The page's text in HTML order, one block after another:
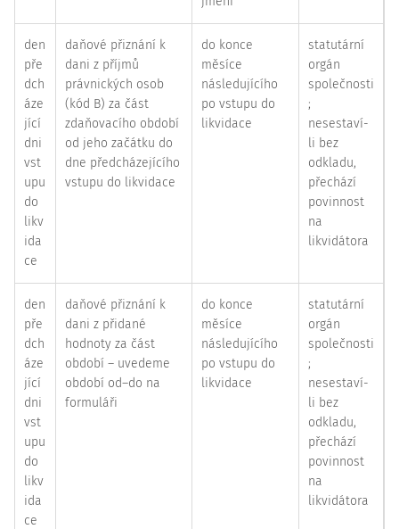
den
pře
dch
áze
jící
dni
vst
upu
do
likv
ida
ce
daňové přiznání k
dani z příjmů
právnických osob
(kód B) za část
zdaňovacího období
od jeho začátku do
dne předcházejícího
vstupu do likvidace
do konce
měsíce
následujícího
po vstupu do
likvidace
statutární
orgán
společnosti
;
nesestaví-
li bez
odkladu,
přechází
povinnost
na
likvidátora
den
pře
dch
áze
jící
dni
vst
upu
do
likv
ida
ce
daňové přiznání k
dani z přidané
hodnoty za část
období – uvedeme
období od–do na
formuláři
do konce
měsíce
následujícího
po vstupu do
likvidace
statutární
orgán
společnosti
;
nesestaví-
li bez
odkladu,
přechází
povinnost
na
likvidátora